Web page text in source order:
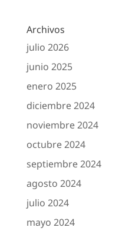
Archivos
julio 2026
junio 2025
enero 2025
diciembre 2024
noviembre 2024
octubre 2024
septiembre 2024
agosto 2024
julio 2024
mayo 2024